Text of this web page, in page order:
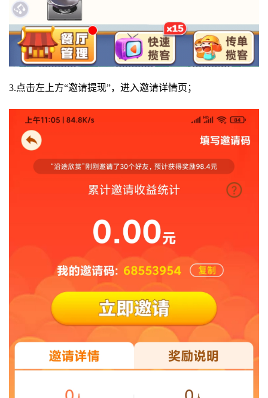
3.点击左上方“邀请提现”，进入邀请详情页；